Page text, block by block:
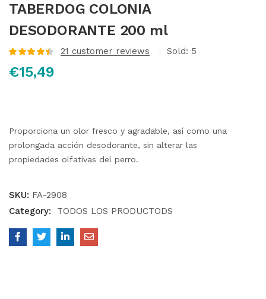
TABERDOG COLONIA
DESODORANTE 200 ml
4.55de 5 en
base a
21 customer reviews Sold: 5
€15,49
Proporciona un olor fresco y agradable, así como una
prolongada acción desodorante, sin alterar las
propiedades olfativas del perro.
SKU: FA-2908
Category:
TODOS LOS PRODUCTODS